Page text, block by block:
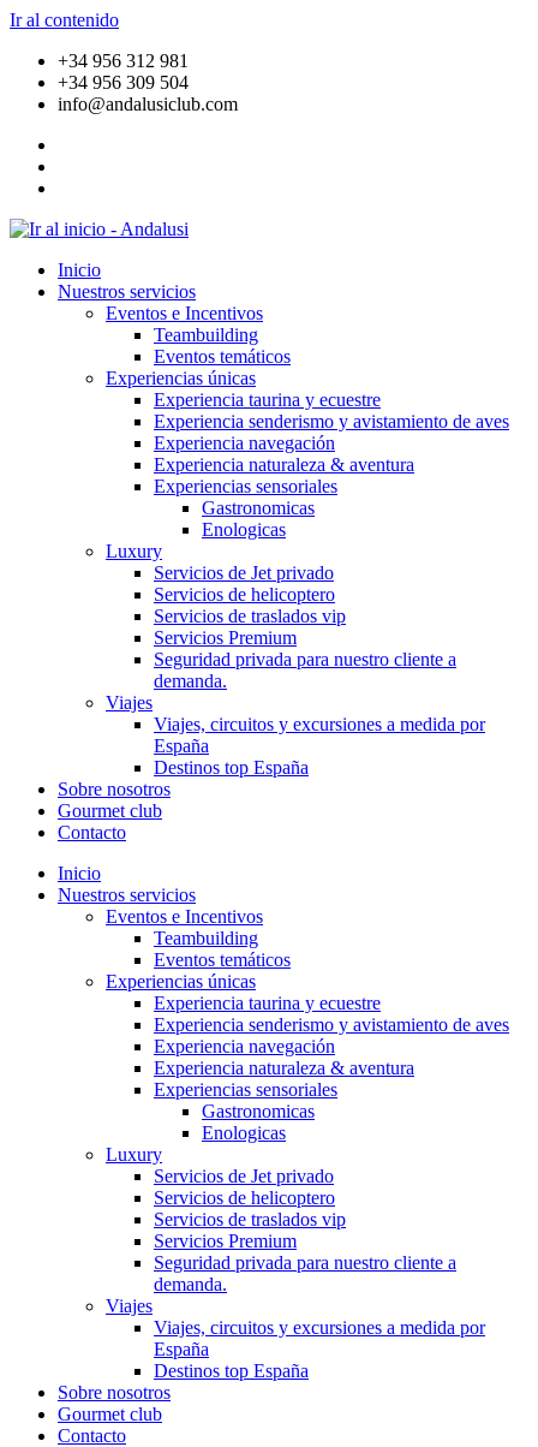
Ir al contenido
+34 956 312 981
+34 956 309 504
info@andalusiclub.com
Inicio
Nuestros servicios
Eventos e Incentivos
Teambuilding
Eventos temáticos
Experiencias únicas
Experiencia taurina y ecuestre
Experiencia senderismo y avistamiento de aves
Experiencia navegación
Experiencia naturaleza & aventura
Experiencias sensoriales
Gastronomicas
Enologicas
Luxury
Servicios de Jet privado
Servicios de helicoptero
Servicios de traslados vip
Servicios Premium
Seguridad privada para nuestro cliente a
demanda.
Viajes
Viajes, circuitos y excursiones a medida por
España
Destinos top España
Sobre nosotros
Gourmet club
Contacto
Inicio
Nuestros servicios
Eventos e Incentivos
Teambuilding
Eventos temáticos
Experiencias únicas
Experiencia taurina y ecuestre
Experiencia senderismo y avistamiento de aves
Experiencia navegación
Experiencia naturaleza & aventura
Experiencias sensoriales
Gastronomicas
Enologicas
Luxury
Servicios de Jet privado
Servicios de helicoptero
Servicios de traslados vip
Servicios Premium
Seguridad privada para nuestro cliente a
demanda.
Viajes
Viajes, circuitos y excursiones a medida por
España
Destinos top España
Sobre nosotros
Gourmet club
Contacto